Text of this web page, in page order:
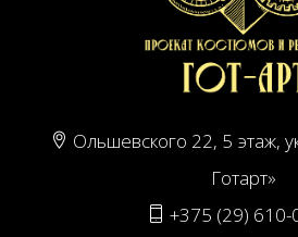
Ольшевского 22, 5 этаж,
Готарт»
+375 (29) 610-